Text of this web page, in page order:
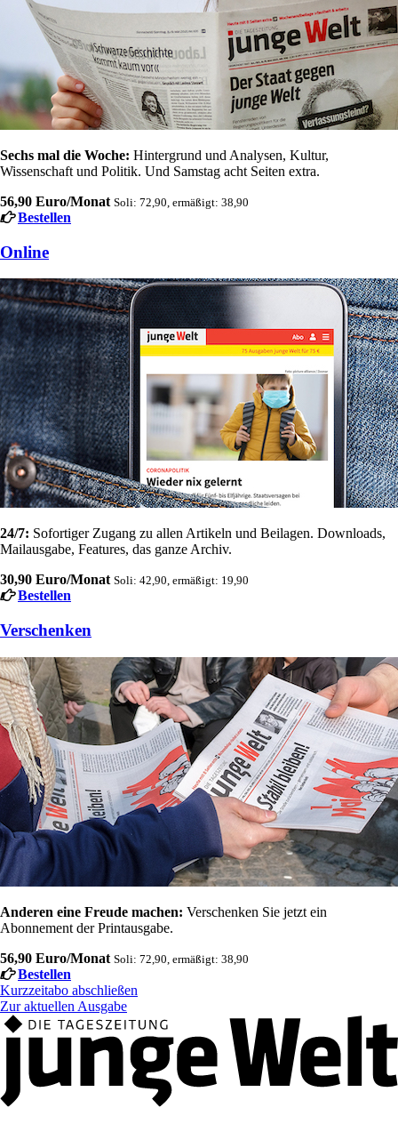
Sechs mal die Woche: Hintergrund und Analysen, Kultur,
Wissenschaft und Politik. Und Samstag acht Seiten extra.
56,90 Euro/Monat Soli: 72,90, ermäßigt: 38,90
Bestellen
Online
24/7: Sofortiger Zugang zu allen Artikeln und Beilagen. Downloads,
Mailausgabe, Features, das ganze Archiv.
30,90 Euro/Monat Soli: 42,90, ermäßigt: 19,90
Bestellen
Verschenken
Anderen eine Freude machen: Verschenken Sie jetzt ein
Abonnement der Printausgabe.
56,90 Euro/Monat Soli: 72,90, ermäßigt: 38,90
Bestellen
Kurzzeitabo abschließen
Zur aktuellen Ausgabe